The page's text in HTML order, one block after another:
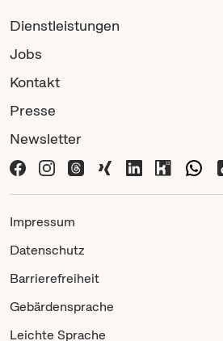
Dienstleistungen
Jobs
Kontakt
Presse
Newsletter
Impressum
Datenschutz
Barrierefreiheit
Gebärdensprache
Leichte Sprache